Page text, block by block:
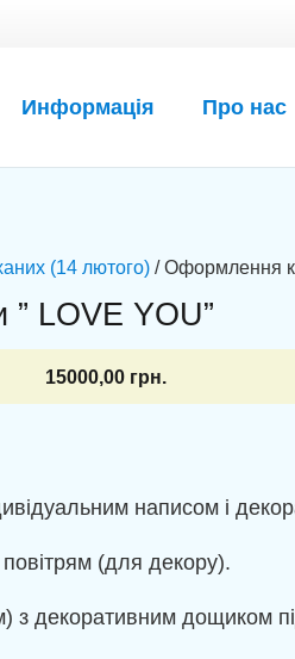
Информація Про нас
(14 лютого)/ Оформлення
LOVE YOU”
15000,00 грн.
написом і
(для декору).
з декоративним дощиком